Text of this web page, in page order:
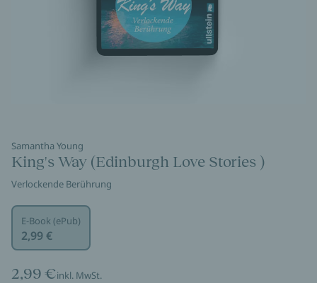
Samantha Young
King's Way (Edinburgh Love Stories )
Verlockende Berührung
E-Book (ePub)
2,99 €
2,99 €inkl. MwSt.